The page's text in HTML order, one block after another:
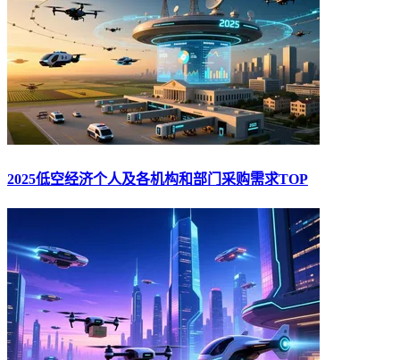
2025低空经济个人及各机构和部门采购需求TOP